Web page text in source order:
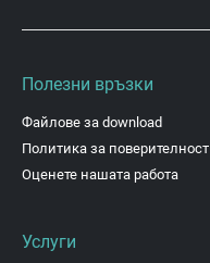
Полезни връзки
Файлове за download
Политика за поверителност
Оценете нашата работа
Услуги